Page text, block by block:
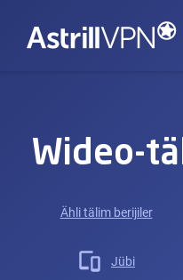
Wideo-
Ähli tälim berijiler
Jübi